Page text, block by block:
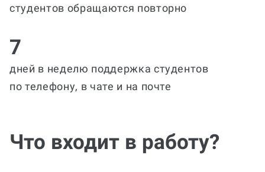
студентов обращаются повторно
7
дней в неделю поддержка студентов
по телефону, в чате и на почте
Что входит в работу?